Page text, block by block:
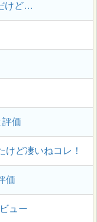
けど…
評価
ど凄いねコレ！
価
ュー